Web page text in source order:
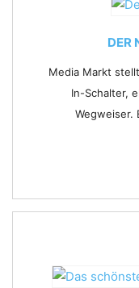
DER
Media Markt
In-Schalter,
Wegweiser.